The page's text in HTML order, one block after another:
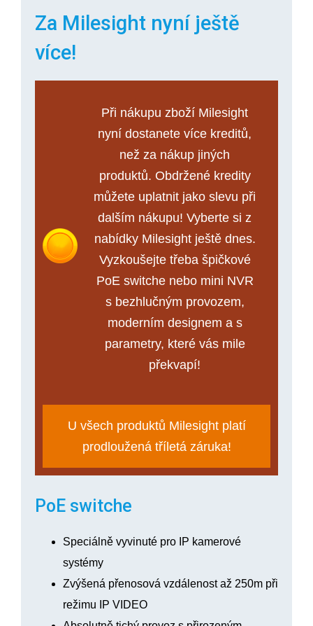
Za Milesight nyní ještě
více!
Při nákupu zboží Milesight
nyní dostanete více kreditů,
než za nákup jiných
produktů. Obdržené kredity
můžete uplatnit jako slevu při
dalším nákupu! Vyberte si z
nabídky Milesight ještě dnes.
Vyzkoušejte třeba špičkové
PoE switche nebo mini NVR
s bezhlučným provozem,
moderním designem a s
parametry, které vás mile
překvapí!
U všech produktů Milesight platí
prodloužená tříletá záruka!
PoE switche
Speciálně vyvinuté pro IP kamerové
systémy
Zvýšená přenosová vzdálenost až 250m při
režimu IP VIDEO